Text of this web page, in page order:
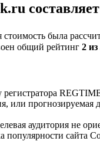
была
общий рейтинг 2 из
или прогнозируемая
аудитория не
сайта